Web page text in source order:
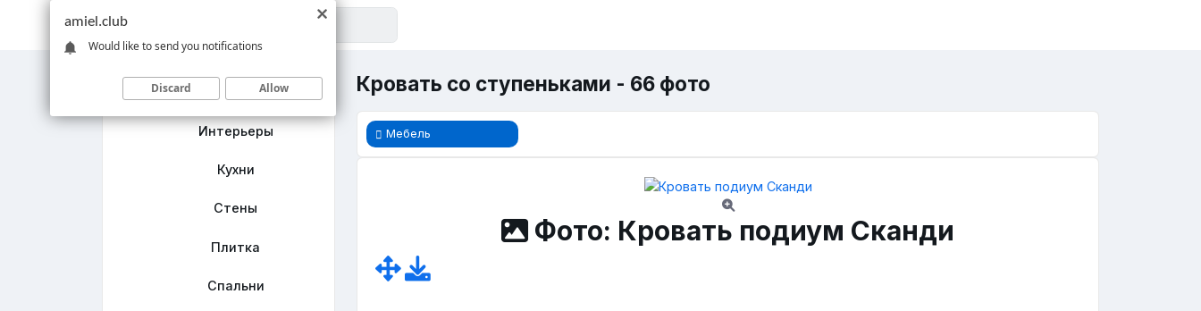
Главная
Интерьеры
Кухни
Стены
Плитка
Спальни
Кровать со ступеньками - 66 фото
Мебель
Фото: Кровать подиум Сканди
amiel.club
Would like to send you notifications
Discard Allow